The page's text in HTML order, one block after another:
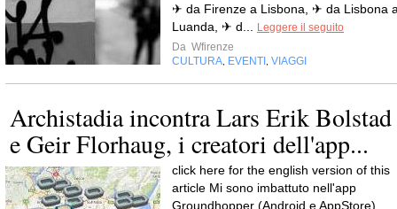
✈ da Firenze a Lisbona, ✈ da Lisbona
Luanda, ✈ d...
Leggere il seguito
Da Wfirenze
CULTURA EVENTI VIAGGI
Archistadia incontra Lars Erik Bolstad
e Geir Florhaug, i creatori dell'app...
click here for the english version of this
article Mi sono imbattuto nell'app
Groundhopper (Android e AppStore)